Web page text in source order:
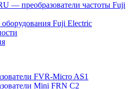
— преобразователи частоты Fuji
Fuji Electric
FVR-Micro AS1
Mini FRN C2